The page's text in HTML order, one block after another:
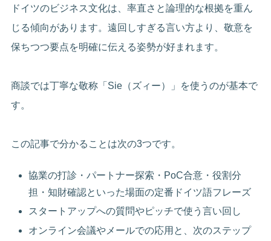
ドイツのビジネス文化は、率直さと論理的な根拠を重ん
じる傾向があります。遠回しすぎる言い方より、敬意を
保ちつつ要点を明確に伝える姿勢が好まれます。
商談では丁寧な敬称「Sie（ズィー）」を使うのが基本で
す。
この記事で分かることは次の3つです。
協業の打診・パートナー探索・PoC合意・役割分
担・知財確認といった場面の定番ドイツ語フレーズ
スタートアップへの質問やピッチで使う言い回し
オンライン会議やメールでの応用と、次のステップ